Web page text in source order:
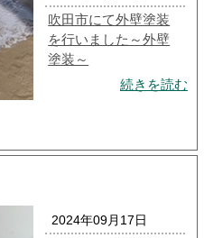
吹田市にて外壁塗装
を行いました～外壁
塗装～
続きを読む
2024年09月17日